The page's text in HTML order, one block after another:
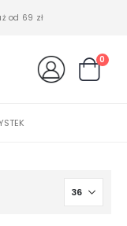
od 69 zł
0